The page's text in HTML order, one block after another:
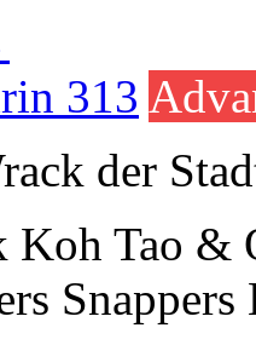
313
der
Koh Tao &
Snappers